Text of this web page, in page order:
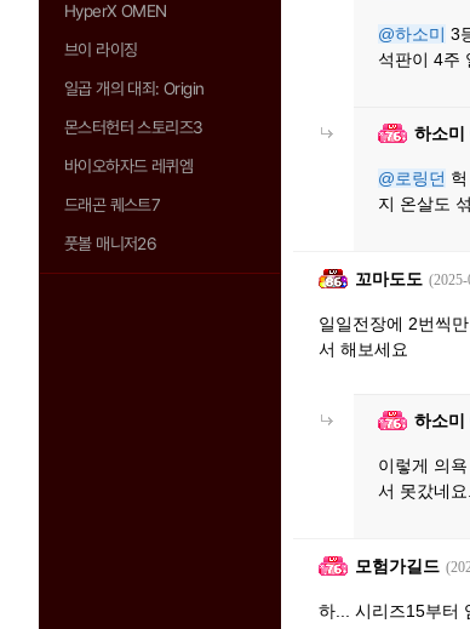
HyperX OMEN
브이 라이징
일곱 개의 대죄: Origin
몬스터헌터 스토리즈3
바이오하자드 레퀴엠
드래곤 퀘스트7
풋볼 매니저26
@하소미 3
석판이 4주
하소미
@로링던
지 온살도
꼬마도도
일일전장에 2번씩
서 해보세요
하소미
이렇게 의
서 못갔네
모험가길드
하... 시리즈15부터